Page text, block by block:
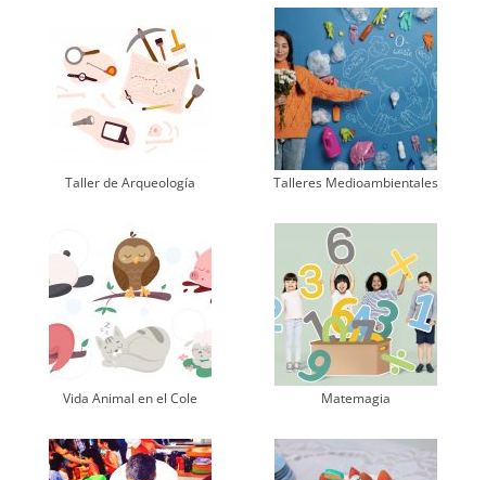
Taller de Arqueología Talleres Medioambientales
Vida Animal en el Cole Matemagia